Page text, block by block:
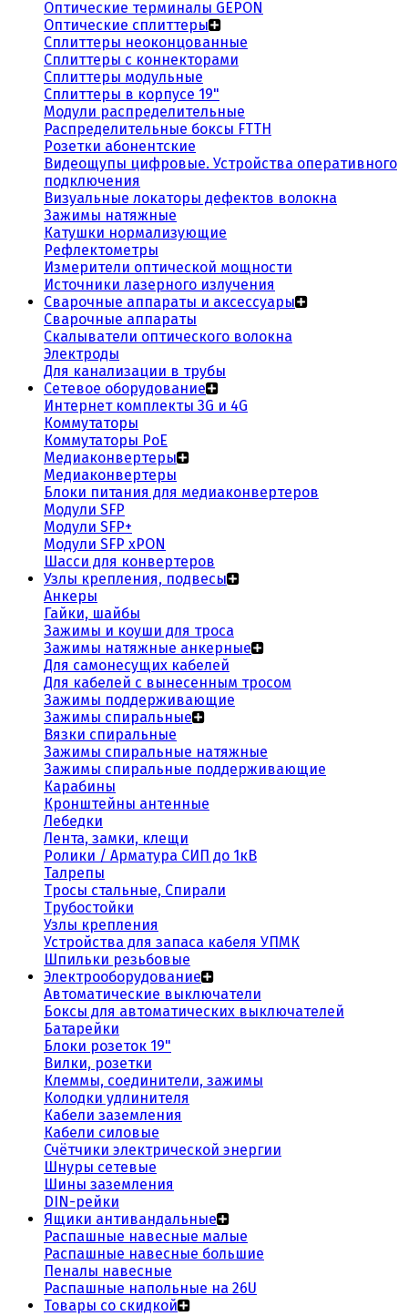
Оптические терминалы GEPON
Оптические сплиттеры
Сплиттеры неоконцованные
Сплиттеры с коннекторами
Сплиттеры модульные
Сплиттеры в корпусе 19"
Модули распределительные
Распределительные боксы FTTH
Розетки абонентские
Видеощупы цифровые. Устройства оперативного
подключения
Визуальные локаторы дефектов волокна
Зажимы натяжные
Катушки нормализующие
Рефлектометры
Измерители оптической мощности
Источники лазерного излучения
Сварочные аппараты и аксессуары
Сварочные аппараты
Скалыватели оптического волокна
Электроды
Для канализации в трубы
Сетевое оборудование
Интернет комплекты 3G и 4G
Коммутаторы
Коммутаторы PoE
Медиаконвертеры
Медиаконвертеры
Блоки питания для медиаконвертеров
Модули SFP
Модули SFP+
Модули SFP xPON
Шасси для конвертеров
Узлы крепления, подвесы
Анкеры
Гайки, шайбы
Зажимы и коуши для троса
Зажимы натяжные анкерные
Для самонесущих кабелей
Для кабелей с вынесенным тросом
Зажимы поддерживающие
Зажимы спиральные
Вязки спиральные
Зажимы спиральные натяжные
Зажимы спиральные поддерживающие
Карабины
Кронштейны антенные
Лебедки
Лента, замки, клещи
Ролики / Арматура СИП до 1кВ
Талрепы
Тросы стальные, Спирали
Трубостойки
Узлы крепления
Устройства для запаса кабеля УПМК
Шпильки резьбовые
Электрооборудование
Автоматические выключатели
Боксы для автоматических выключателей
Батарейки
Блоки розеток 19"
Вилки, розетки
Клеммы, соединители, зажимы
Колодки удлинителя
Кабели заземления
Кабели силовые
Счётчики электрической энергии
Шнуры сетевые
Шины заземления
DIN-рейки
Ящики антивандальные
Распашные навесные малые
Распашные навесные большие
Пеналы навесные
Распашные напольные на 26U
Товары со скидкой